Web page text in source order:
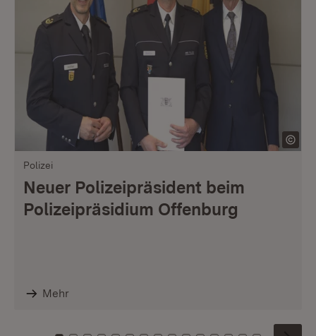
Polizei
Neuer Polizeipräsident beim
Polizeipräsidium Offenburg
Mehr